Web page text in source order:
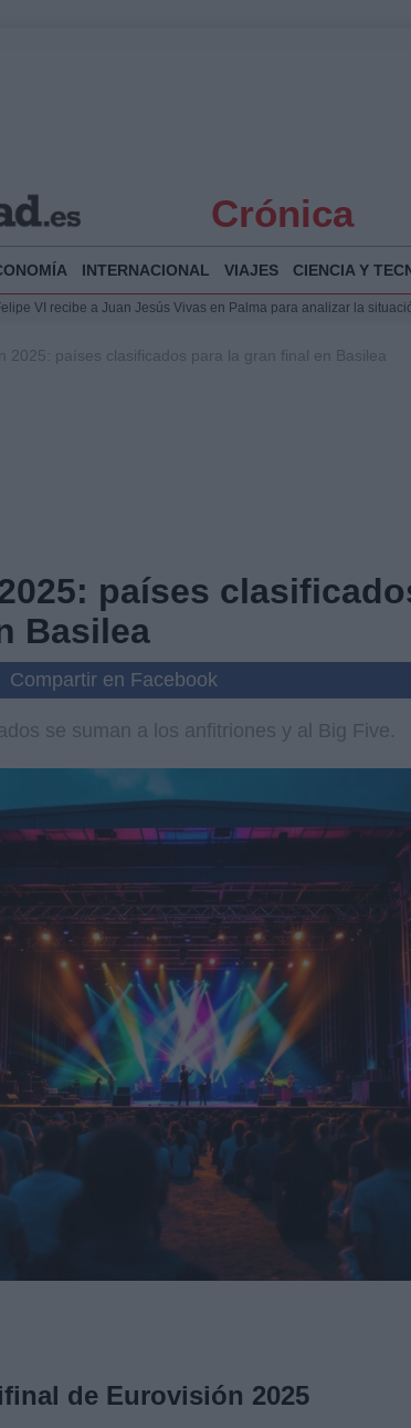
Crónica
INTERNACIONAL VIAJES CIENCIA Y
VI recibe a Juan Jesús Vivas en Palma para analizar la
económico y humanitario en Ceuta tras la llegada masiva de
2025: países clasificados para la gran final en Basilea
países
Basilea
Compartir en Facebook
se suman a los anfitriones y al Big Five.
de Eurovisión 2025